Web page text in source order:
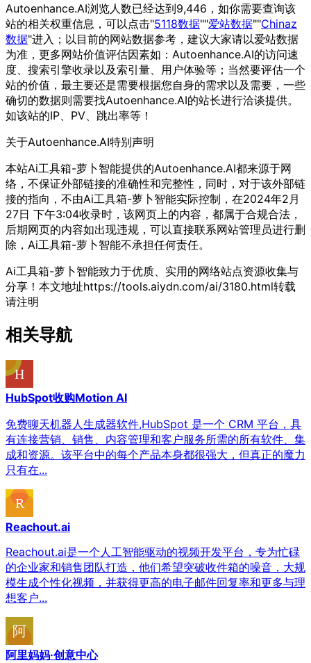
Autoenhance.AI浏览人数已经达到9,446，如你需要查询该
站的相关权重信息，可以点击"5118数据""爱站数据""Chinaz
数据"进入；以目前的网站数据参考，建议大家请以爱站数据
为准，更多网站价值评估因素如：Autoenhance.AI的访问速
度、搜索引擎收录以及索引量、用户体验等；当然要评估一个
站的价值，最主要还是需要根据您自身的需求以及需要，一些
确切的数据则需要找Autoenhance.AI的站长进行洽谈提供。
如该站的IP、PV、跳出率等！
关于Autoenhance.AI特别声明
本站Ai工具箱-萝卜智能提供的Autoenhance.AI都来源于网
络，不保证外部链接的准确性和完整性，同时，对于该外部链
接的指向，不由Ai工具箱-萝卜智能实际控制，在2024年2月
27日 下午3:04收录时，该网页上的内容，都属于合规合法，
后期网页的内容如出现违规，可以直接联系网站管理员进行删
除，Ai工具箱-萝卜智能不承担任何责任。
Ai工具箱-萝卜智能致力于优质、实用的网络站点资源收集与
分享！ 本文地址https://tools.aiydn.com/ai/3180.html转载
请注明
相关导航
HubSpot收购Motion AI
免费聊天机器人生成器软件,HubSpot 是一个 CRM 平台，具
有连接营销、销售、内容管理和客户服务所需的所有软件、集
成和资源。该平台中的每个产品本身都很强大，但真正的魔力
只有在...
Reachout.ai
Reachout.ai是一个人工智能驱动的视频开发平台，专为忙碌
的企业家和销售团队打造，他们希望突破收件箱的噪音，大规
模生成个性化视频，并获得更高的电子邮件回复率和更多与理
想客户...
阿里妈妈·创意中心